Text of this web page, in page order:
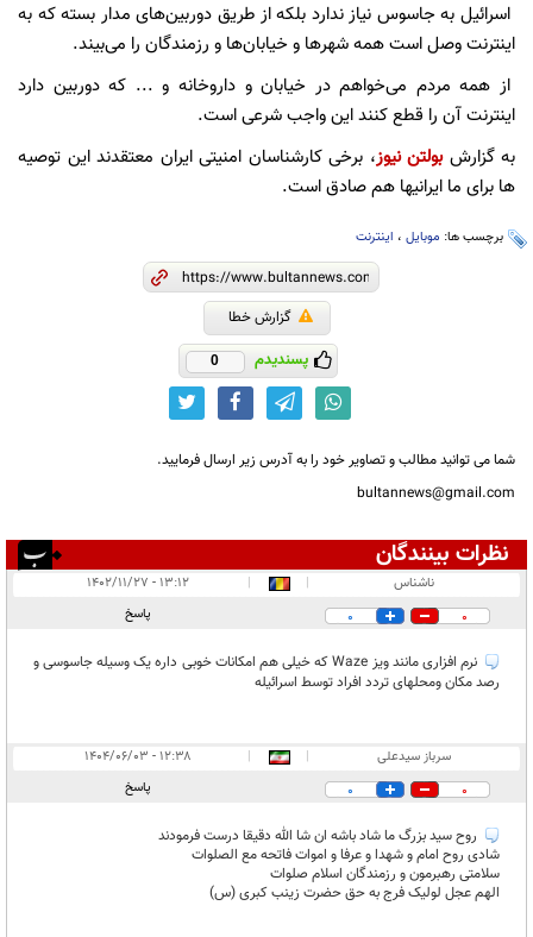
اسرائیل به جاسوس نیاز ندارد بلکه از طریق دوربین‌های مدار بسته که به
اینترنت وصل است همه شهرها و خیابان‌ها و رزمندگان را می‌بیند.
از همه مردم می‌خواهم در خیابان و داروخانه و ... که دوربین دارد
اینترنت آن را قطع کنند این واجب شرعی است.
به گزارشبولتن نیوز، برخی کارشناسان امنیتی ایران معتقدند این توصیه
ها برای ما ایرانیها هم صادق است.
برچسب ها: موبایل ، اینترنت
گزارش خطا
پسندیدم 0
شما می توانید مطالب و تصاویر خود را به آدرس زیر ارسال فرمایید.
bultannews@gmail.com
نظرات بینندگان
در انتظار بررسی:
ناشناس |
|
۱۳:۱۲ - ۱۴۰۲/۱۱/۲۷
0
0 پاسخ
نرم افزاری مانند ویز Waze که خیلی هم امکانات خوبی داره یک وسیله جاسوسی و
رصد مکان ومحلهای تردد افراد توسط اسرائیله
سرباز سیدعلی |
|
۱۲:۳۸ - ۱۴۰۴/۰۶/۰۳
0
0 پاسخ
روح سید بزرگ ما شاد باشه ان شا الله دقیقا درست فرمودند
شادی روح امام و شهدا و عرفا و اموات فاتحه مع الصلوات
سلامتی رهبرمون و رزمندگان اسلام صلوات
الهم عجل لولیک فرج به حق حضرت زینب کبری (س)